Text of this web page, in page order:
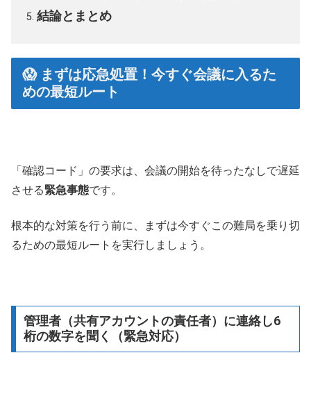
結論とまとめ
😱 まずは応急処置！今すぐ会議に入るた
めの最短ルート
「確認コード」の要求は、会議の開始を待ったなしで遅延
させる緊急事態です。
根本的な対策を行う前に、まずは今すぐこの難局を乗り切
るための最短ルートを実行しましょう。
管理者（共有アカウントの責任者）に連絡し6
桁の数字を聞く（緊急対応）